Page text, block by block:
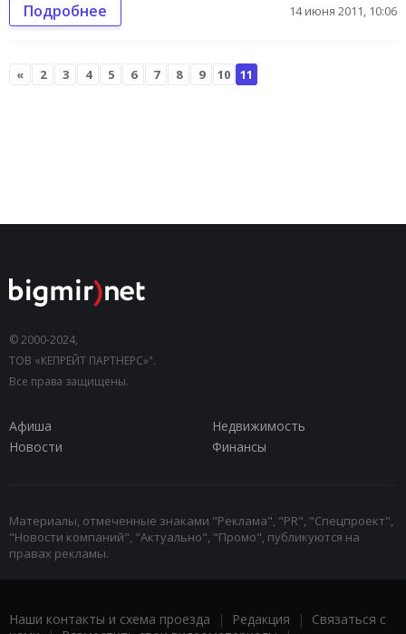
Подробнее 14 июня 2011, 10:06
« 2 3 4 5 6 7 8 9 10 11
© 2000-2024,
ТОВ «КЕПРЕЙТ ПАРТНЕРС»".
Все права защищены.
Афиша
Недвижимость
Новости
Финансы
Материалы, отмеченные знаками "Реклама", "PR", "Спецпроект",
"Новости компаний", "Актуально", "Промо", публикуются на
правах рекламы.
Наши контакты и схема проезда | Редакция | Связаться с